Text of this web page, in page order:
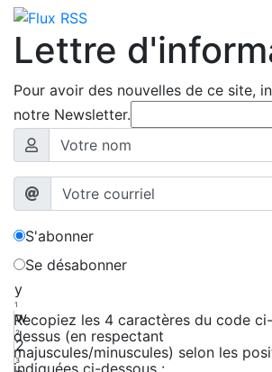
Lettre
Pour avoir des nouvelles de ce site,
notre Newsletter.
S'abonner
Se désabonner
y
1
w
2
2
3
Recopiez les 4 caractères du code ci-
dessus (en respectant
majuscules/minuscules) selon les